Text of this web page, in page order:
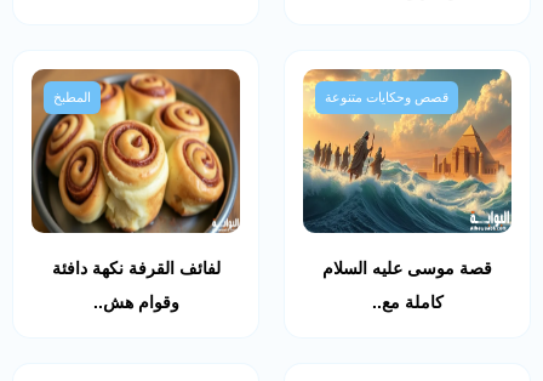
قصص وحكايات متنوعة
قصة موسى عليه السلام
كاملة مع..
المطبخ
لفائف القرفة نكهة دافئة
وقوام هش..